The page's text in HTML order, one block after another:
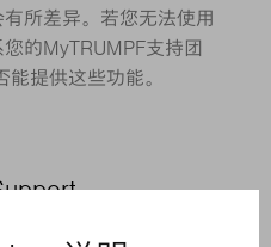
所差异。若您无法使用
的MyTRUMPF支持团
提供这些功能。